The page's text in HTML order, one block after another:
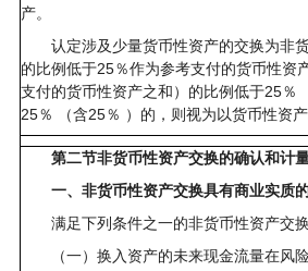
产。
认定涉及少量货币性资产的交换为非货
的比例低于25％作为参考支付的货币性资
支付的货币性资产之和）的比例低于25％
25％ （含25％ ）的，则视为以货币性资
第二节非货币性资产交换的确认和计
一、非货币性资产交换具有商业实质
满足下列条件之一的非货币性资产交换
（一）换入资产的未来现金流量在风